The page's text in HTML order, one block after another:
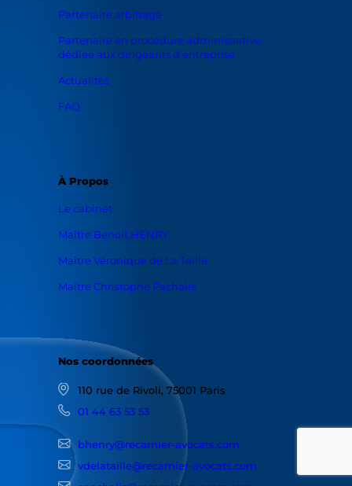
Partenaire arbitrage
Partenaire en procédure administrative
dédiée aux dirigeants d’entreprise
Actualités
FAQ
À Propos
Le cabinet
Maître Benoit HENRY
Maître Véronique de La Taille
Maître Christophe Pachalis
Nos coordonnées
110 rue de Rivoli, 75001 Paris
01 44 63 53 53
bhenry@recamier-avocats.com
vdelataille@recamier-avocats.com